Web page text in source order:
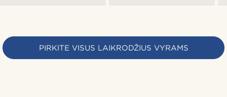
PIRKITE VISUS LAIKRODŽIUS VYRAMS